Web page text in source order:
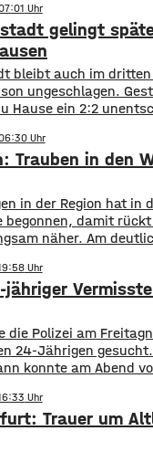
gelingt
bleibt auch im
ungeschlagen.
Hause ein 2:2
Max Grimm
der Nachspielzeit.
Halbzeit zur
Trauben in den
in der Region hat in
begonnen, damit
näher. Am
bei den
sich die Trauben
jähriger
die Polizei am
24-Jährigen
konnte am Abend
ein
hatte.
Trauer um